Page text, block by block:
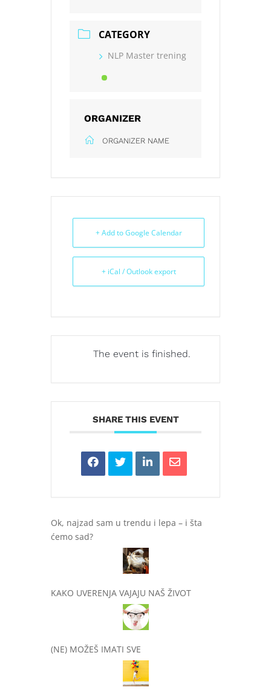
CATEGORY
NLP Master trening
ORGANIZER
ORGANIZER NAME
+ Add to Google Calendar
+ iCal / Outlook export
The event is finished.
SHARE THIS EVENT
Ok, najzad sam u trendu i lepa – i šta
ćemo sad?
KAKO UVERENJA VAJAJU NAŠ ŽIVOT
(NE) MOŽEŠ IMATI SVE